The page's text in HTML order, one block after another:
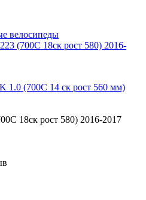
велосипеды
(700С 18ск рост 580) 2016-
1.0 (700C 14 ск рост 560 мм)
18ск рост 580) 2016-2017